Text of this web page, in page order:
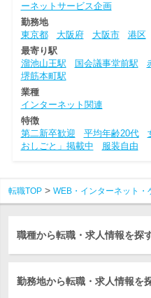
ーネットサービス企画
勤務地
東京都
大阪府 大阪市
港区
最寄り駅
溜池山王駅
国会議事堂前駅
堺筋本町駅
業種
インターネット関連
特徴
第二新卒歓迎
平均年齢20代
おしごと」掲載中
服装自由
転職TOP WEB・インターネット・
職種から転職・求人情報を探
勤務地から転職・求人情報を